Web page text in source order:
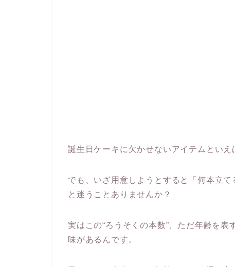
誕生日ケーキに欠かせないアイテムといえ
でも、いざ用意しようとすると「何本立
と迷うことありませんか？
実はこの“ろうそくの本数”、ただ年齢を
味があるんです。